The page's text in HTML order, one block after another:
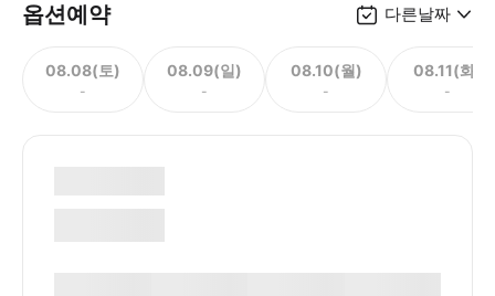
옵션예약 다른날짜
08.08(토)
-
08.09(일)
-
08.10(월)
-
08.11(화)
-